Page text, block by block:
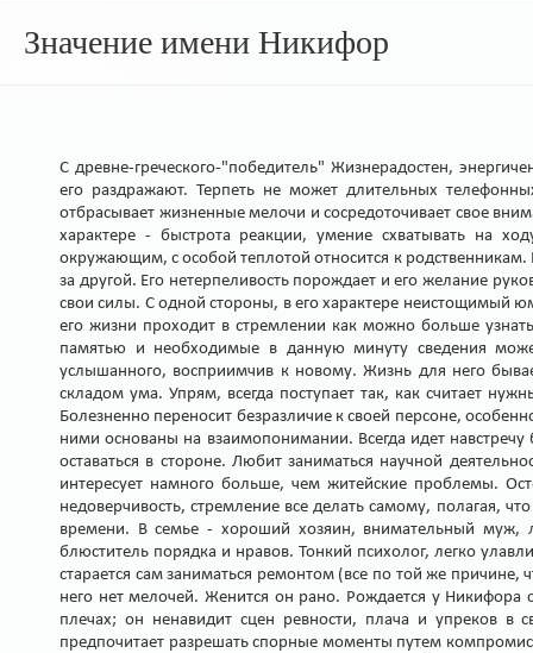
Значение имени Никифор
С древне-греческого-"победитель" Жизнерадостен,
его раздражают. Терпеть не может длительных
отбрасывает жизненные мелочи и сосредоточивает свое
характере - быстрота реакции, умение схватывать на
окружающим, с особой теплотой относится к родственникам.
за другой. Его нетерпеливость порождает и его желание
свои силы. С одной стороны, в его характере неистощимый
его жизни проходит в стремлении как можно больше
памятью и необходимые в данную минуту сведения
услышанного, восприимчив к новому. Жизнь для него
складом ума. Упрям, всегда поступает так, как считает
Болезненно переносит безразличие к своей персоне,
ними основаны на взаимопонимании. Всегда идет
оставаться в стороне. Любит заниматься научной
интересует намного больше, чем житейские проблемы.
недоверчивость, стремление все делать самому, полагая,
времени. В семье - хороший хозяин, внимательный муж,
блюститель порядка и нравов. Тонкий психолог, легко
старается сам заниматься ремонтом (все по той же
него нет мелочей. Женится он рано. Рождается у Никифора
плечах; он ненавидит сцен ревности, плача и упреков в
предпочитает разрешать спорные моменты путем